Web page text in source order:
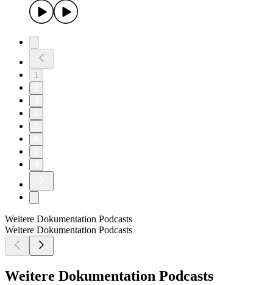
1
Weitere Dokumentation Podcasts
Weitere Dokumentation Podcasts
Weitere Dokumentation Podcasts